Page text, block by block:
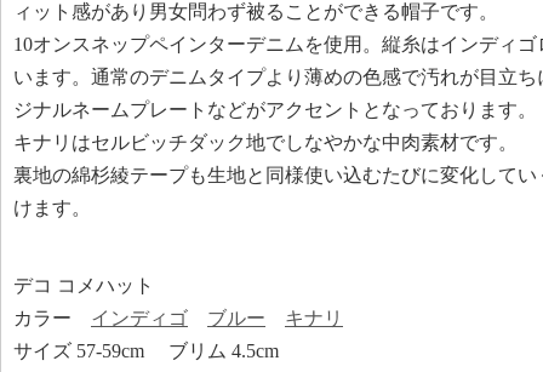
ィット感があり男女問わず被ることができる帽子です。
10オンスネップペインターデニムを使用。縦糸はインディ
います。通常のデニムタイプより薄めの色感で汚れが目立
ジナルネームプレートなどがアクセントとなっております。
キナリはセルビッチダック地でしなやかな中肉素材です。
裏地の綿杉綾テープも生地と同様使い込むたびに変化して
けます。
デコ コメハット
カラー インディゴ ブルー
キナリ
サイズ 57-59cm ブリム 4.5cm